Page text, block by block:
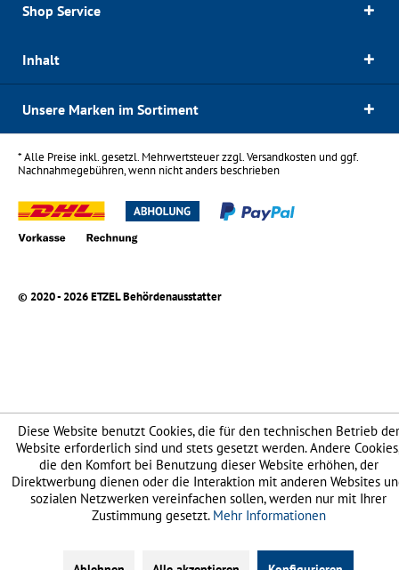
Shop Service
Inhalt
Unsere Marken im Sortiment
* Alle Preise inkl. gesetzl. Mehrwertsteuer zzgl.Versandkostenund ggf.
Nachnahmegebühren, wenn nicht anders beschrieben
© 2020 - 2026 ETZEL Behördenausstatter
Diese Website benutzt Cookies, die für den technischen Betrieb der
Website erforderlich sind und stets gesetzt werden. Andere
die den Komfort bei Benutzung dieser Website erhöhen, der
Direktwerbung dienen oder die Interaktion mit anderen Websites
sozialen Netzwerken vereinfachen sollen, werden nur mit Ihrer
Zustimmung gesetzt. Mehr Informationen